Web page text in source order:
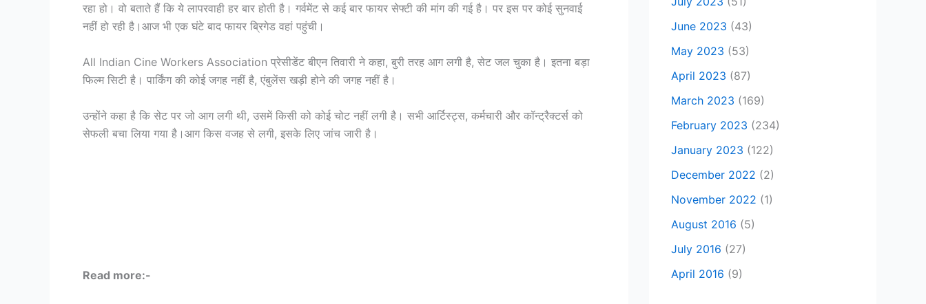
रहा हो। वो बताते हैं कि ये लापरवाही हर बार होती है। गर्वमेंट से कई बार फायर सेफ्टी की मांग की गई है। पर इस पर कोई सुनवाई
नहीं हो रही है।आज भी एक घंटे बाद फायर ब्रिगेड वहां पहुंची।
All Indian Cine Workers Association प्रेसीडेंट बीएन तिवारी ने कहा, बुरी तरह आग लगी है, सेट जल चुका है। इतना बड़ा
फिल्म सिटी है। पार्किंग की कोई जगह नहीं है, एंबुलेंस खड़ी होने की जगह नहीं है।
उन्होंने कहा है कि सेट पर जो आग लगी थी, उसमें किसी को कोई चोट नहीं लगी है। सभी आर्टिस्ट्स, कर्मचारी और कॉन्ट्रैक्टर्स को
सेफली बचा लिया गया है।आग किस वजह से लगी, इसके लिए जांच जारी है।
Read more:-
June 2023 (43)
May 2023 (53)
April 2023 (87)
March 2023 (169)
February 2023 (234)
January 2023 (122)
December 2022 (2)
November 2022 (1)
August 2016 (5)
July 2016 (27)
April 2016 (9)